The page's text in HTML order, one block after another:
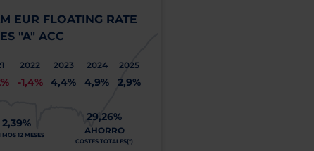
EUR FLOATING RATE
"A" ACC
2022
-1,4%
2023
4,4%
2024
4,9%
2025
2,9%
2,39%
12 MESES
29,26%
AHORRO
COSTES TOTALES(*)